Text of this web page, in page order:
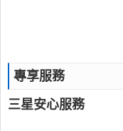
專享服務
三星安心服務